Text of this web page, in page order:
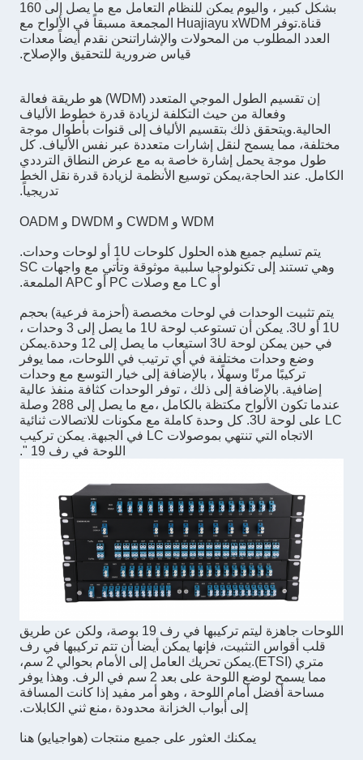
بشكل كبير ، واليوم يمكن للنظام التعامل مع ما يصل إلى 160
قناة.توفر Huajiayu xWDM المجمعة مسبقاً في الألواح مع
العدد المطلوب من المحولات والإشاراتنحن نقدم أيضاً معدات
قياس ضرورية للتحقيق والإصلاح.
إن تقسيم الطول الموجي المتعدد (WDM) هو طريقة فعالة
وفعالة من حيث التكلفة لزيادة قدرة خطوط الألياف
الحالية.ويتحقق ذلك بتقسيم الألياف إلى قنوات بأطوال موجة
مختلفة، مما يسمح لنقل إشارات متعددة عبر نفس الألياف. كل
طول موجة يحمل إشارة خاصة به مع عرض النطاق الترددي
الكامل. عند الحاجة،يمكن توسيع الأنظمة لزيادة قدرة نقل الخط
تدريجياً.
WDM و CWDM و DWDM و OADM
يتم تسليم جميع هذه الحلول كلوحات 1U أو لوحات وحدات.
وهي تستند إلى تكنولوجيا سلبية موثوقة وتأتي مع واجهات SC
أو LC مع وصلات PC أو APC الملمعة.
يتم تثبيت الوحدات في لوحات مخصصة (أحزمة فرعية) بحجم
1U أو 3U. يمكن أن تستوعب لوحة 1U ما يصل إلى 3 وحدات ،
في حين يمكن لوحة 3U استيعاب ما يصل إلى 12 وحدة.يمكن
وضع وحدات مختلفة في أي ترتيب في اللوحات، مما يوفر
تركيبًا مرنًا وسهلًا ، بالإضافة إلى خيار التوسع مع وحدات
إضافية. بالإضافة إلى ذلك ، توفر الوحدات كثافة منفذ عالية
عندما تكون الألواح مكتظة بالكامل ،مع ما يصل إلى 288 وصلة
LC على لوحة 3U. كل وحدة كاملة مع مكونات للاتصالات ثنائية
الاتجاه التي تنتهي بموصولات LC في الجبهة. يمكن تركيب
اللوحة في رف 19 ".
اللوحات جاهزة ليتم تركيبها في رف 19 بوصة، ولكن عن طريق
قلب أقواس التثبيت، فإنها يمكن أيضا أن تتم تركيبها في رف
متري (ETSI).يمكن تحريك العامل إلى الأمام بحوالي 2 سم،
مما يسمح لوضع اللوحة على بعد 2 سم في الرف. وهذا يوفر
مساحة أفضل أمام اللوحة ، وهو أمر مفيد إذا كانت المسافة
إلى أبواب الخزانة محدودة ،منع ثني الكابلات.
يمكنك العثور على جميع منتجات (هواجيايو) هنا